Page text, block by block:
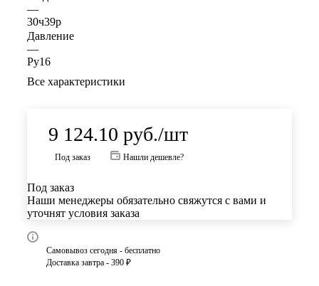
—
30ч39р
Давление
—
Ру16
Все характеристики
9 124.10 руб./шт
Под заказ Нашли дешевле?
Под заказ
Наши менеджеры обязательно свяжутся с вами и
уточнят условия заказа
Самовывоз сегодня - бесплатно
Доставка завтра - 390 ₽